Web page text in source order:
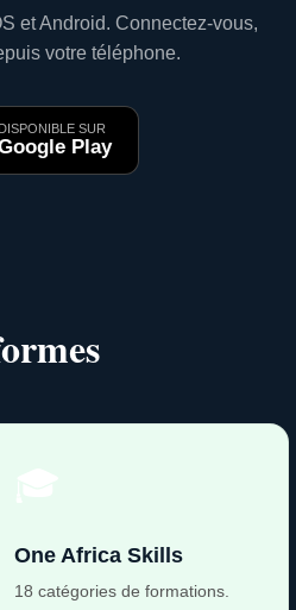
et Android. Connectez-vous,
votre téléphone.
DISPONIBLE SUR
Play
One Africa Skills
18 catégories de formations.